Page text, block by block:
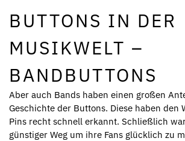
BUTTONS IN DER
MUSIKWELT –
BANDBUTTONS
Aber auch Bands haben einen großen
Geschichte der Buttons. Diese haben den
Pins recht schnell erkannt. Schließlich
günstiger Weg um ihre Fans glücklich zu